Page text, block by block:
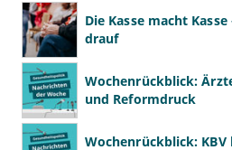
Die Kasse macht
drauf
Wochenrückblick:
und Reformdruck
Wochenrückblick: KBV